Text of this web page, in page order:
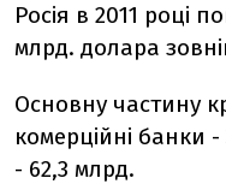
Росія в 2011 році
млрд. долара
Основну частину
комерційні банки
- 62,3 млрд.